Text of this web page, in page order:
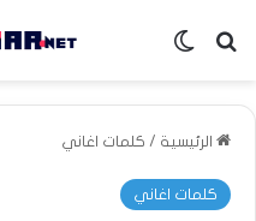
بحث عنالوضع المظلم
الرئيسية / كلمات اغاني
كلمات اغاني